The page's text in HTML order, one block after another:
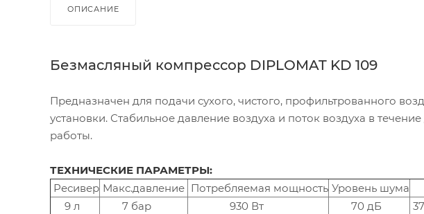
ОПИСАНИЕ
Безмасляный компрессор DIPLOMAT KD 109
Предназначен для подачи сухого, чистого, профильтрованного
установки. Стабильное давление воздуха и поток воздуха в
работы.
ТЕХНИЧЕСКИЕ ПАРАМЕТРЫ:
Ресивер Макс.давление Потребляемая мощность Уровень шума
9 л
7 бар 930 Вт 70 дБ